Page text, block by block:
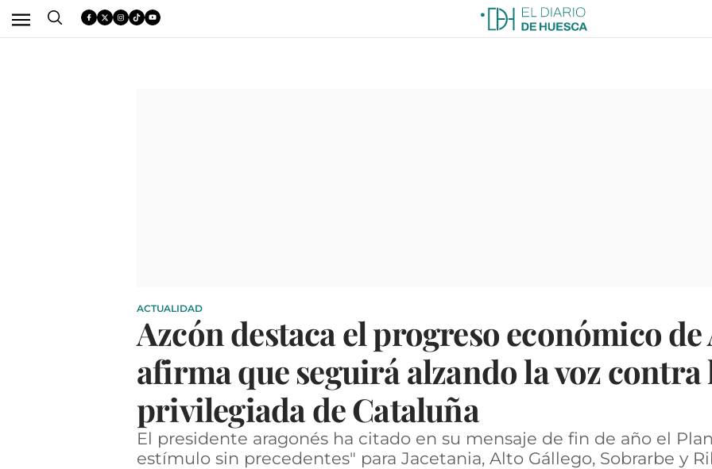
ACTUALIDAD
Azcón destaca el progreso económico de
afirma que seguirá alzando la voz
privilegiada de Cataluña
El presidente aragonés ha citado en su mensaje de fin de año el
estímulo sin precedentes" para Jacetania, Alto Gállego, Sobrarbe y